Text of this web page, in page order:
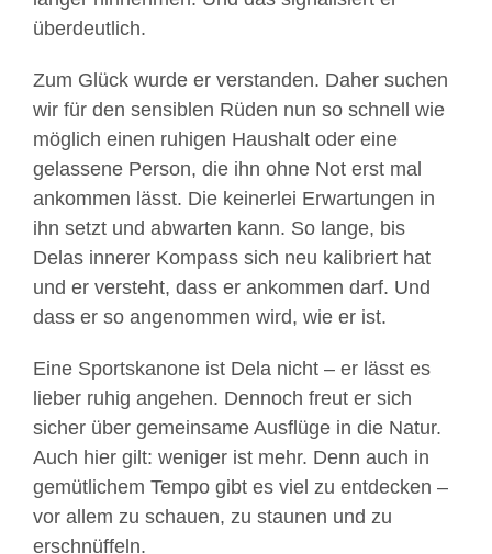
überdeutlich.
Zum Glück wurde er verstanden. Daher suchen
wir für den sensiblen Rüden nun so schnell wie
möglich einen ruhigen Haushalt oder eine
gelassene Person, die ihn ohne Not erst mal
ankommen lässt. Die keinerlei Erwartungen in
ihn setzt und abwarten kann. So lange, bis
Delas innerer Kompass sich neu kalibriert hat
und er versteht, dass er ankommen darf. Und
dass er so angenommen wird, wie er ist.
Eine Sportskanone ist Dela nicht – er lässt es
lieber ruhig angehen. Dennoch freut er sich
sicher über gemeinsame Ausflüge in die Natur.
Auch hier gilt: weniger ist mehr. Denn auch in
gemütlichem Tempo gibt es viel zu entdecken –
vor allem zu schauen, zu staunen und zu
erschnüffeln.